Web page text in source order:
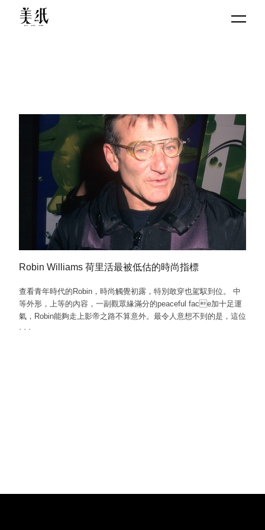
Robin Williams 荷里活最被低估的時尚指標
查看青年時代的Robin，時尚觸覺初露，特別敢穿也駕馭到位。 中
等外形，上等的內容，一副觀眾緣滿分的peaceful face加十足運
氣，Robin能夠走上影帝之路不算意外。最令人意想不到的是，這位
· · ·